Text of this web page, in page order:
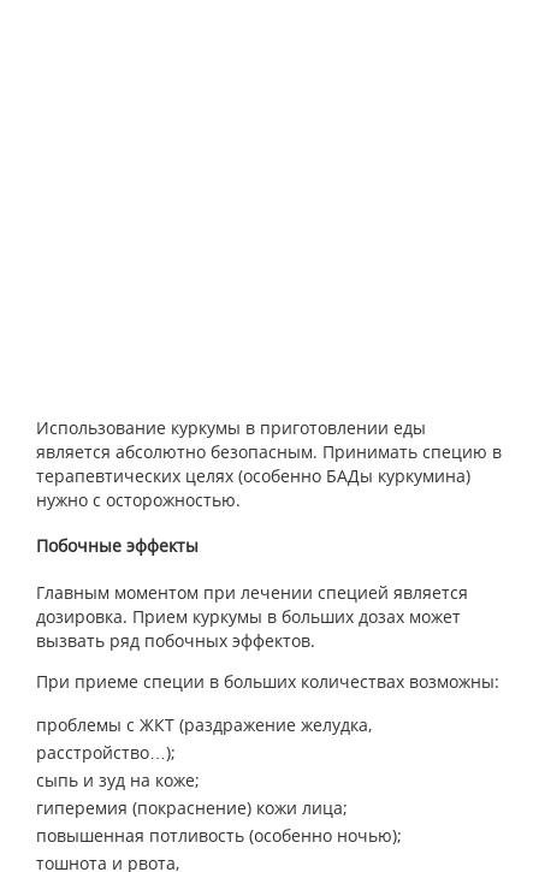
Использование куркумы в приготовлении еды
является абсолютно безопасным. Принимать специю в
терапевтических целях (особенно БАДы куркумина)
нужно с осторожностью.
Побочные эффекты
Главным моментом при лечении специей является
дозировка. Прием куркумы в больших дозах может
вызвать ряд побочных эффектов.
При приеме специи в больших количествах возможны:
проблемы с ЖКТ (раздражение желудка,
расстройство…);
сыпь и зуд на коже;
гиперемия (покраснение) кожи лица;
повышенная потливость (особенно ночью);
тошнота и рвота,